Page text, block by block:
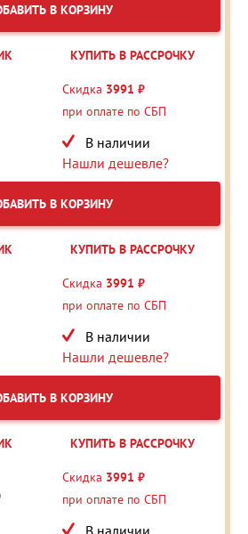
В КОРЗИНУ
КУПИТЬ В РАССРОЧКУ
Скидка 3991 ₽
при оплате по СБП
В наличии
Нашли дешевле?
В КОРЗИНУ
КУПИТЬ В РАССРОЧКУ
Скидка 3991 ₽
при оплате по СБП
В наличии
Нашли дешевле?
В КОРЗИНУ
КУПИТЬ В РАССРОЧКУ
Скидка 3991 ₽
при оплате по СБП
В наличии